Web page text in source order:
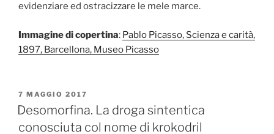
evidenziare ed ostracizzare le mele marce.
Immagine di copertina: Pablo Picasso, Scienza e carità,
1897, Barcellona, Museo Picasso
PUBBLICATO
IL
7 MAGGIO 2017
Desomorfina. La droga sintentica
conosciuta col nome di krokodril